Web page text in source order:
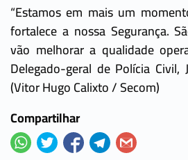
“Estamos em mais um
fortalece a nossa Segurança.
vão melhorar a qualidade
Delegado-geral de Polícia Civil,
(Vitor Hugo Calixto / Secom)
Compartilhar